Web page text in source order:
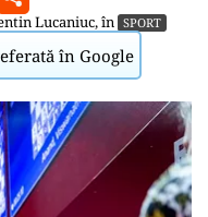
Lucaniuc, în SPORT
în Google